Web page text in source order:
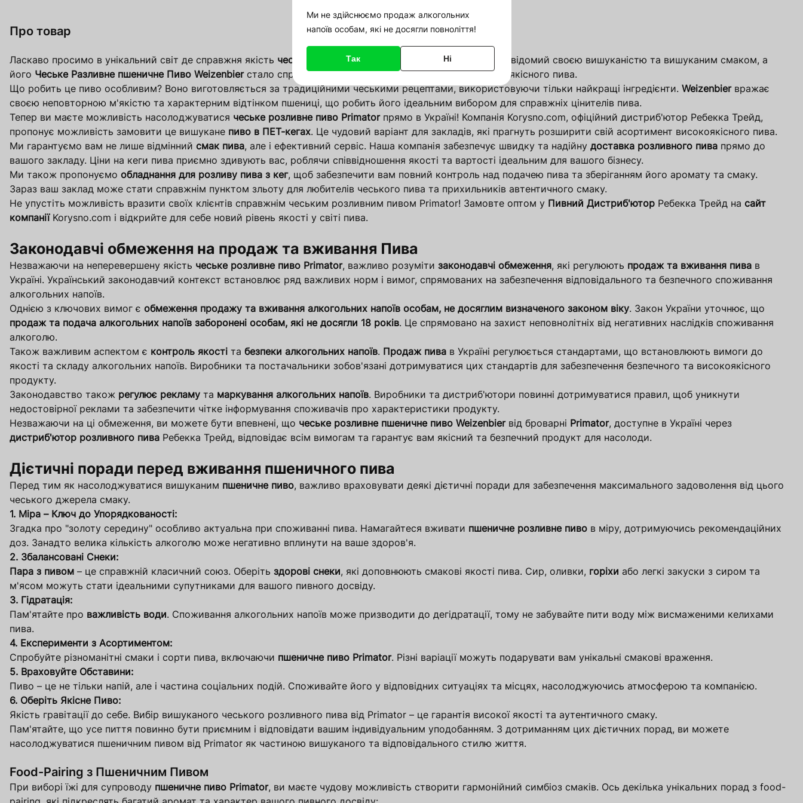
Надіслати
Він буде виведений на сайт після
перевірки модератором
Про товар
Ласкаво просимо в унікальний світ де справжня якість чеське розливне пшеничне пиво ! Бренд
відомий своєю вишуканістю та вишуканим смаком, а
його Чеське Разливне пшеничне Пиво Weizenbierстало справжнім відкриттям для поціновувачів високоякісного пива.
Що робить це пиво особливим? Воно виготовляється за традиційними чеськими рецептами, використовуючи тільки найкращі інгредієнти. Weizenbierвражає
своєю неповторною м'якістю та характерним відтінком пшениці, що робить його ідеальним вибором для справжніх цінителів пива.
Тепер ви маєте можливість насолоджуватися чеське розливне пиво Primatorпрямо в Україні! Компанія Korysno.com, офіційний дистриб'ютор Ребекка Трейд,
пропонує можливість замовити це вишукане пиво в ПЕТ-кегах. Це чудовий варіант для закладів, які прагнуть розширити свій асортимент високоякісного пива.
Ми гарантуємо вам не лише відмінний смак пива, але і ефективний сервіс. Наша компанія забезпечує швидку та надійну доставка розливного пива прямо до
вашого закладу. Ціни на кеги пива приємно здивують вас, роблячи співвідношення якості та вартості ідеальним для вашого бізнесу.
Ми також пропонуємо обладнання для розливу пива з кег, щоб забезпечити вам повний контроль над подачею пива та зберіганням його аромату та смаку.
Зараз ваш заклад може стати справжнім пунктом зльоту для любителів чеського пива та прихильників автентичного смаку.
Не упустіть можливість вразити своїх клієнтів справжнім чеським розливним пивом Primator! Замовте оптом у Пивний Дистриб'ютор Ребекка Трейд на сайт
компаніїKorysno.com і відкрийте для себе новий рівень якості у світі пива.
Законодавчі обмеження на продаж та вживання Пива
Незважаючи на неперевершену якість чеське розливне пиво Primator, важливо розуміти законодавчі обмеження, які регулюють продаж та вживання пива в
Україні. Український законодавчий контекст встановлює ряд важливих норм і вимог, спрямованих на забезпечення відповідального та безпечного споживання
алкогольних напоїв.
Однією з ключових вимог є обмеження продажу та вживання алкогольних напоїв особам, не досяглим визначеного законом віку. Закон України уточнює, що
продаж та подача алкогольних напоїв заборонені особам, які не досягли 18 років. Це спрямовано на захист неповнолітніх від негативних наслідків споживання
алкоголю.
Також важливим аспектом є контроль якості та безпеки алкогольних напоїв. Продаж пива в Україні регулюється стандартами, що встановлюють вимоги до
якості та складу алкогольних напоїв. Виробники та постачальники зобов'язані дотримуватися цих стандартів для забезпечення безпечного та високоякісного
продукту.
Законодавство також регулює рекламу та маркування алкогольних напоїв. Виробники та дистриб'ютори повинні дотримуватися правил, щоб уникнути
недостовірної реклами та забезпечити чітке інформування споживачів про характеристики продукту.
Незважаючи на ці обмеження, ви можете бути впевнені, що чеське розливне пшеничне пиво Weizenbierвід броварні Primator, доступне в Україні через
дистриб'ютор розливного пива Ребекка Трейд, відповідає всім вимогам та гарантує вам якісний та безпечний продукт для насолоди.
Дієтичні поради перед вживання пшеничного пива
Перед тим як насолоджуватися вишуканим пшеничне пиво, важливо враховувати деякі дієтичні поради для забезпечення максимального задоволення від цього
чеського джерела смаку.
1. Міра – Ключ до Упорядкованості:
Згадка про "золоту середину" особливо актуальна при споживанні пива. Намагайтеся вживати пшеничне розливне пиво в міру, дотримуючись рекомендаційних
доз. Занадто велика кількість алкоголю може негативно вплинути на ваше здоров'я.
2. Збалансовані Снеки:
Пара з пивом – це справжній класичний союз. Оберіть здорові снеки, які доповнюють смакові якості пива. Сир, оливки, горіхи або легкі закуски з сиром та
м'ясом можуть стати ідеальними супутниками для вашого пивного досвіду.
3. Гідратація:
Пам'ятайте про важливість води. Споживання алкогольних напоїв може призводити до дегідратації, тому не забувайте пити воду між висмаженими келихами
пива.
4. Експерименти з Асортиментом:
Спробуйте різноманітні смаки і сорти пива, включаючи пшеничне пиво Primator. Різні варіації можуть подарувати вам унікальні смакові враження.
5. Враховуйте Обставини:
Пиво – це не тільки напій, але і частина соціальних подій. Споживайте його у відповідних ситуаціях та місцях, насолоджуючись атмосферою та компанією.
6. Оберіть Якісне Пиво:
Якість гравітації до себе. Вибір вишуканого чеського розливного пива від Primator – це гарантія високої якості та аутентичного смаку.
Пам'ятайте, що усе пиття повинно бути приємним і відповідати вашим індивідуальним уподобанням. З дотриманням цих дієтичних порад, ви можете
насолоджуватися пшеничним пивом від Primator як частиною вишуканого та відповідального стилю життя.
Food-Pairing з Пшеничним Пивом
При виборі їжі для супроводу пшеничне пиво Primator, ви маєте чудову можливість створити гармонійний симбіоз смаків. Ось декілька унікальних порад з food-
Продовжити покупки
Оформити в 1 клік
Ваше замовлення оформлене
Номер замовлення TEST
Підтвердити
Ми не здійснюємо продаж алкогольних
напоїв особам, які не досягли повноліття!
Так Ні
Продовжити покупки
Зареєструватись
Відновити пароль
Або увійдіть за допомогою
соціальних мереж